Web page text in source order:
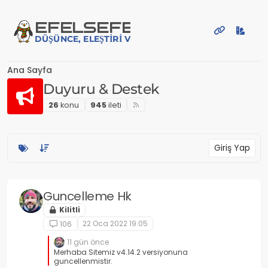
EFELSEFE
DÜŞÜNCE, ELEŞTIRI VE PAYLAŞIM PLATFORMU
Ana Sayfa
Duyuru & Destek
26 konu 945i̇leti
Giriş Yap
Guncelleme Hk
Kilitli
106
22 Oca 2022 19:05
11 gün önce
Merhaba Sitemiz v4.14.2 versiyonuna
guncellenmistir.